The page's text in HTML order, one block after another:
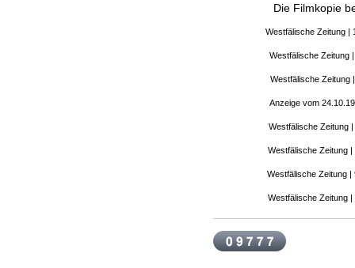
Die Filmkopie
Westfälische Zeitung |
Westfälische Zeitung
Westfälische Zeitung
Anzeige vom
Westfälische Zeitung
Westfälische Zeitung |
Westfälische Zeitung |
Westfälische Zeitung |